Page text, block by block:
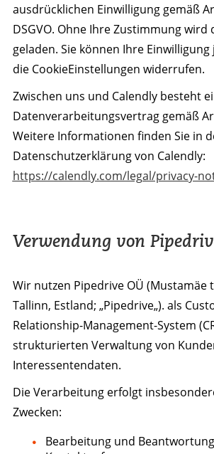
ausdrücklichen Einwilligung gemäß
DSGVO. Ohne Ihre Zustimmung wird
geladen. Sie können Ihre
die CookieEinstellungen widerrufen.
Zwischen uns und Calendly besteht
Datenverarbeitungsvertrag gemäß
Weitere Informationen finden Sie in
Datenschutzerklärung von Calendly:
https://calendly.com/legal/privacy-
Verwendung von
Wir nutzen Pipedrive OÜ (Mustamäe
Tallinn, Estland; „Pipedrive„). als
Relationship-Management-System
strukturierten Verwaltung von
Interessentendaten.
Die Verarbeitung erfolgt
Zwecken:
Bearbeitung und